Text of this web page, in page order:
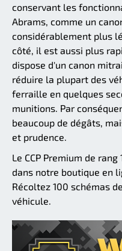
conservant les
Abrams, comme un
considérablement plus
côté, il est aussi plus
dispose d'un canon
réduire la plupart des
ferraille en quelques
munitions. Par
beaucoup de dégâts,
et prudence.
Le CCP Premium de
dans notre boutique en
Récoltez 100 schémas
véhicule.